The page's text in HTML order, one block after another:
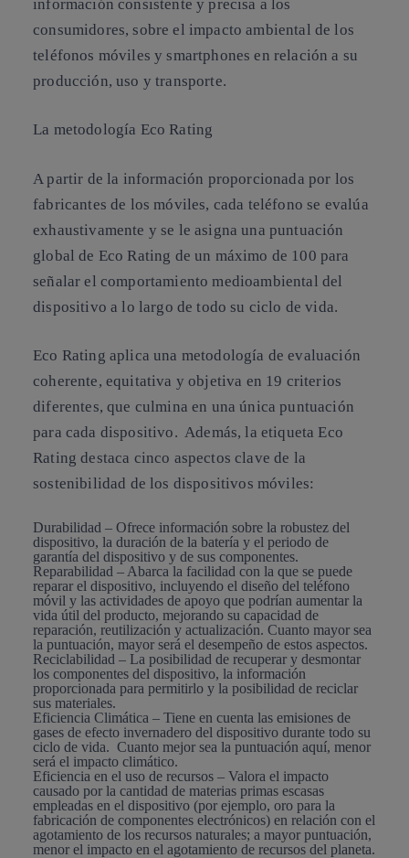
información consistente y precisa a los
consumidores, sobre el impacto ambiental de los
teléfonos móviles y smartphones en relación a su
producción, uso y transporte.
La metodología Eco Rating
A partir de la información proporcionada por los
fabricantes de los móviles, cada teléfono se evalúa
exhaustivamente y se le asigna una puntuación
global de Eco Rating de un máximo de 100 para
señalar el comportamiento medioambiental del
dispositivo a lo largo de todo su ciclo de vida.
Eco Rating aplica una metodología de evaluación
coherente, equitativa y objetiva en 19 criterios
diferentes, que culmina en una única puntuación
para cada dispositivo. Además, la etiqueta Eco
Rating destaca cinco aspectos clave de la
sostenibilidad de los dispositivos móviles:
Durabilidad – Ofrece información sobre la robustez del
dispositivo, la duración de la batería y el periodo de
garantía del dispositivo y de sus componentes.
Reparabilidad – Abarca la facilidad con la que se puede
reparar el dispositivo, incluyendo el diseño del teléfono
móvil y las actividades de apoyo que podrían aumentar la
vida útil del producto, mejorando su capacidad de
reparación, reutilización y actualización. Cuanto mayor sea
la puntuación, mayor será el desempeño de estos aspectos.
Reciclabilidad – La posibilidad de recuperar y desmontar
los componentes del dispositivo, la información
proporcionada para permitirlo y la posibilidad de reciclar
sus materiales.
Eficiencia Climática – Tiene en cuenta las emisiones de
gases de efecto invernadero del dispositivo durante todo su
ciclo de vida. Cuanto mejor sea la puntuación aquí, menor
será el impacto climático.
Eficiencia en el uso de recursos – Valora el impacto
causado por la cantidad de materias primas escasas
empleadas en el dispositivo (por ejemplo, oro para la
fabricación de componentes electrónicos) en relación con el
agotamiento de los recursos naturales; a mayor puntuación,
menor el impacto en el agotamiento de recursos del planeta.